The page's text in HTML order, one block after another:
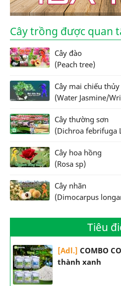
Cây trồng được quan
Cây đào
(Peach tree)
Cây mai chiếu thủy
(Water Jasmine/
Cây thường sơn
(Dichroa febrifuga
Cây hoa hồng
(Rosa sp)
Cây nhãn
(Dimocarpus
Tiêu
[Adl.] COMBO
thành xanh